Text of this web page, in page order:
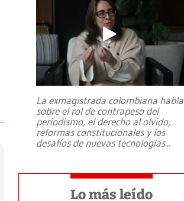
La exmagistrada colombiana habla
sobre el rol de contrapeso del
periodismo, el derecho al olvido,
reformas constitucionales y los
desafíos de nuevas tecnologías...
Lo más leído